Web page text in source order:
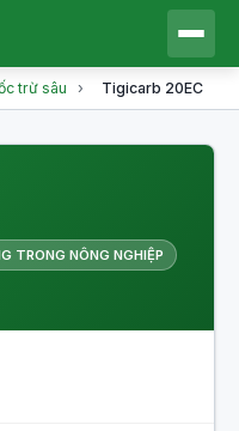
trừ sâu › Tigicarb 20EC
TRONG NÔNG NGHIỆP